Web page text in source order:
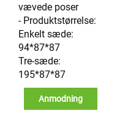
vævede poser
- Produktstørrelse:
Enkelt sæde:
94*87*87
Tre-sæde:
195*87*87
Anmodning